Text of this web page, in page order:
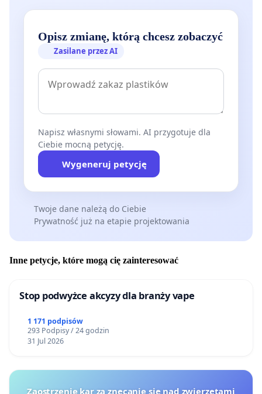
Opisz zmianę, którą chcesz zobaczyć
Zasilane przez AI
Napisz własnymi słowami. AI przygotuje dla
Ciebie mocną petycję.
Wygeneruj petycję
Twoje dane należą do Ciebie
Prywatność już na etapie projektowania
Inne petycje, które mogą cię zainteresować
Stop podwyżce akcyzy dla branży vape
1 171 podpisów
293 Podpisy / 24 godzin
31 Jul 2026
Zaostrzenie kar za znęcanie się nad zwierzętami